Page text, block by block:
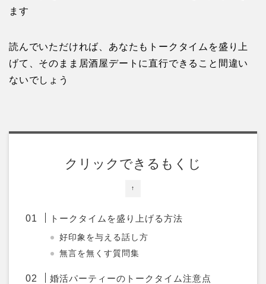
ます
読んでいただければ、あなたもトークタイムを盛り上
げて、そのまま居酒屋デートに直行できること間違い
ないでしょう
↑
クリックできるもくじ
トークタイムを盛り上げる方法
好印象を与える話し方
無言を無くす質問集
婚活パーティーのトークタイム注意点